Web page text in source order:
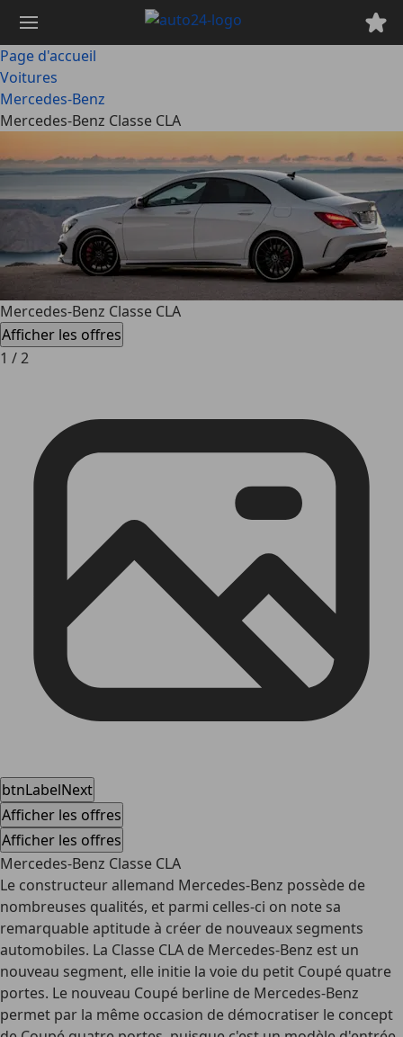
contenu
principal
Page d'accueil
Voitures
Mercedes-Benz
Mercedes-Benz Classe CLA
Mercedes-Benz Classe CLA
Afficher les offres
1 /2
btnLabelNext
Afficher les offres
Afficher les offres
Mercedes-Benz Classe CLA
Le constructeur allemand Mercedes-Benz possède de
nombreuses qualités, et parmi celles-ci on note sa
remarquable aptitude à créer de nouveaux segments
automobiles. La Classe CLA de Mercedes-Benz est un
nouveau segment, elle initie la voie du petit Coupé quatre
portes. Le nouveau Coupé berline de Mercedes-Benz
permet par la même occasion de démocratiser le concept